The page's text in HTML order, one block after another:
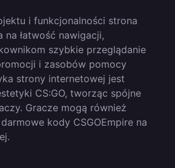
i funkcjonalności strona
na łatwość nawigacji,
szybkie przeglądanie
i zasobów pomocy
strony internetowej jest
CS:GO, tworząc spójne
Gracze mogą również
kody CSGOEmpire na